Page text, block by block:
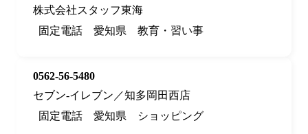
株式会社スタッフ東海
固定電話
愛知県 教育・習い事
0562-56-5480
セブン‐イレブン／知多岡田西店
固定電話
愛知県 ショッピング